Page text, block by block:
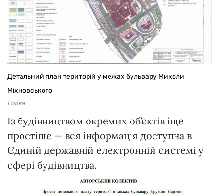
Детальний план територій у межах бульвару Миколи
Міхновського
Голка
Із будівництвом окремих об’єктів іще
простіше — вся інформація доступна в
Єдиній державній електронній системі у
сфері будівництва.